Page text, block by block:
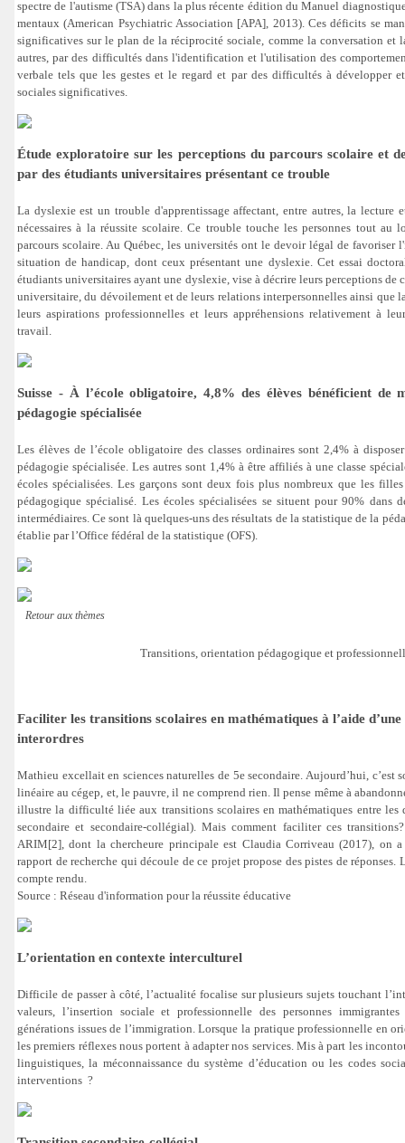
spectre de l'autisme (TSA) dans la plus récente édition du Manuel
mentaux (American Psychiatric Association [APA], 2013). Ces déficits se
significatives sur le plan de la réciprocité sociale, comme la conversation et
autres, par des difficultés dans l'identification et l'utilisation des
verbale tels que les gestes et le regard et par des difficultés à développer
sociales significatives.
Étude exploratoire sur les perceptions du parcours scolaire et
par des étudiants universitaires présentant ce trouble
La dyslexie est un trouble d'apprentissage affectant, entre autres, la lecture
nécessaires à la réussite scolaire. Ce trouble touche les personnes tout
parcours scolaire. Au Québec, les universités ont le devoir légal de favoriser
situation de handicap, dont ceux présentant une dyslexie. Cet essai
étudiants universitaires ayant une dyslexie, vise à décrire leurs perceptions de
universitaire, du dévoilement et de leurs relations interpersonnelles ainsi que
leurs aspirations professionnelles et leurs appréhensions relativement à
travail.
Suisse - À l’école obligatoire, 4,8% des élèves bénéficient de
pédagogie spécialisée
Les élèves de l’école obligatoire des classes ordinaires sont 2,4% à
pédagogie spécialisée. Les autres sont 1,4% à être affiliés à une classe
écoles spécialisées. Les garçons sont deux fois plus nombreux que les
pédagogique spécialisé. Les écoles spécialisées se situent pour 90% dans
intermédiaires. Ce sont là quelques-uns des résultats de la statistique de la
établie par l’Office fédéral de la statistique (OFS).
Retour aux thèmes
Transitions, orientation pédagogique et
Faciliter les transitions scolaires en mathématiques à l’aide
interordres
Mathieu excellait en sciences naturelles de 5e secondaire. Aujourd’hui, c’est
linéaire au cégep, et, le pauvre, il ne comprend rien. Il pense même à
illustre la difficulté liée aux transitions scolaires en mathématiques entre les
secondaire et secondaire-collégial). Mais comment faciliter ces
ARIM[2], dont la chercheure principale est Claudia Corriveau (2017), on
rapport de recherche qui découle de ce projet propose des pistes de réponses.
compte rendu.
Source : Réseau d'information pour la réussite éducative
L’orientation en contexte interculturel
Difficile de passer à côté, l’actualité focalise sur plusieurs sujets touchant
valeurs, l’insertion sociale et professionnelle des personnes
générations issues de l’immigration. Lorsque la pratique professionnelle en
les premiers réflexes nous portent à adapter nos services. Mis à part les
linguistiques, la méconnaissance du système d’éducation ou les codes
interventions ?